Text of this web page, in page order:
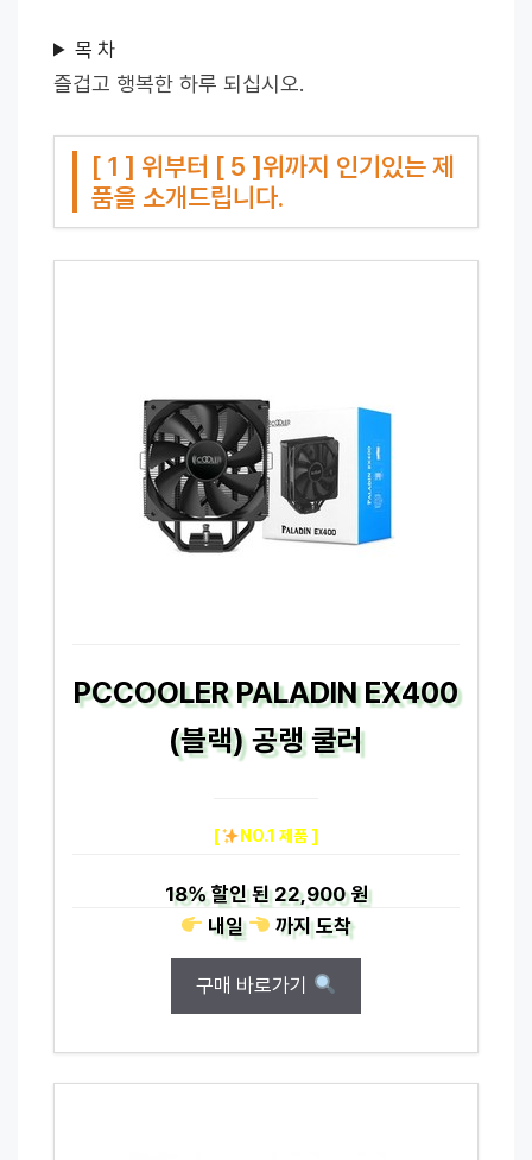
목 차
즐겁고 행복한 하루 되십시오.
[ 1 ] 위부터 [ 5 ]위까지 인기있는 제
품을 소개드립니다.
PCCOOLER PALADIN EX400
(블랙) 공랭 쿨러
[ NO.1 제품 ]
18%할인 된22,900 원
내일
까지도착
구매 바로가기